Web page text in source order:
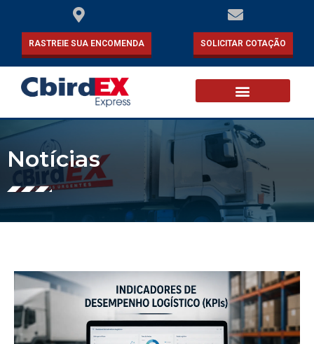
RASTREIE SUA ENCOMENDA SOLICITAR COTAÇÃO
Notícias